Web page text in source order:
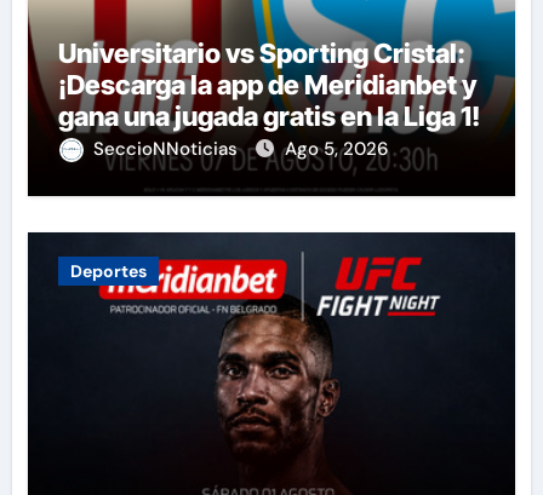
Universitario vs Sporting Cristal:
¡Descarga la app de Meridianbet y
gana una jugada gratis en la Liga 1!
SeccioNNoticias Ago 5, 2026
Deportes